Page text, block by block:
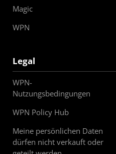
Magic
WPN
Legal
WPN-
Nutzungsbedingungen
WPN Policy Hub
Meine persönlichen Daten
dürfen nicht verkauft oder